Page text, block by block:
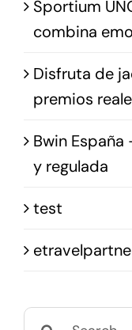
Sportium
combina
Disfruta de
premios
Bwin
y regulada
test
Search